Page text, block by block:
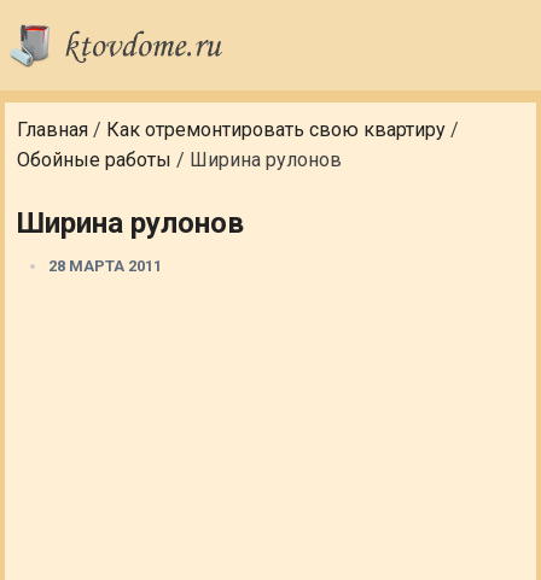
Главная / Как отремонтировать свою квартиру /
Обойные работы / Ширина рулонов
Ширина рулонов
28 МАРТА 2011